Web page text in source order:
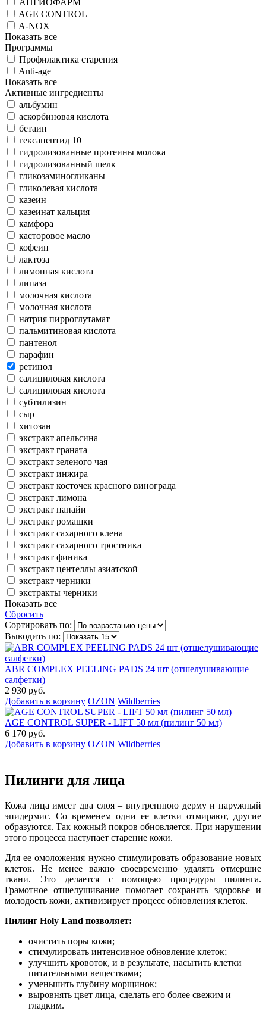
AGE CONTROL
A-NOX
Показать все
Программы
Профилактика старения
Anti-age
Показать все
Активные ингредиенты
альбумин
аскорбиновая кислота
бетаин
гексапептид 10
гидролизованные протеины молока
гидролизованный шелк
гликозаминогликаны
гликолевая кислота
казеин
казеинат кальция
камфора
касторовое масло
кофеин
лактоза
лимонная кислота
липаза
молочная кислота
молочная кислота
натрия пирроглутамат
пальмитиновая кислота
пантенол
парафин
ретинол
салициловая кислота
салициловая кислота
субтилизин
сыр
хитозан
экстракт апельсина
экстракт граната
экстракт зеленого чая
экстракт инжира
экстракт косточек красного винограда
экстракт лимона
экстракт папайи
экстракт ромашки
экстракт сахарного клена
экстракт сахарного тростника
экстракт финика
экстракт центеллы азиатской
экстракт черники
экстракты черники
Показать все
Сбросить
Сортировать по:
Выводить по:
ABR COMPLEX PEELING PADS 24 шт (отшелушивающие
салфетки)
2 930 руб.
Добавить в корзину OZON Wildberries
AGE CONTROL SUPER - LIFT 50 мл (пилинг 50 мл)
6 170 руб.
Добавить в корзину OZON Wildberries
Пилинги для лица
Кожа лица имеет два слоя – внутреннюю дерму и наружный
эпидермис. Со временем одни ее клетки отмирают, другие
образуются. Так кожный покров обновляется. При нарушении
этого процесса наступает старение кожи.
Для ее омоложения нужно стимулировать образование новых
клеток. Не менее важно своевременно удалять отмершие
ткани. Это делается с помощью процедуры пилинга.
Грамотное отшелушивание помогает сохранять здоровье и
молодость кожи, активизирует процесс обновления клеток.
Пилинг Holy Land позволяет:
очистить поры кожи;
стимулировать интенсивное обновление клеток;
улучшить кровоток, и в результате, насытить клетки
питательными веществами;
уменьшить глубину морщинок;
выровнять цвет лица, сделать его более свежим и
гладким.